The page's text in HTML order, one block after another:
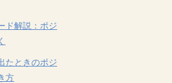
ド解説：ポジ
たときのポジ
方